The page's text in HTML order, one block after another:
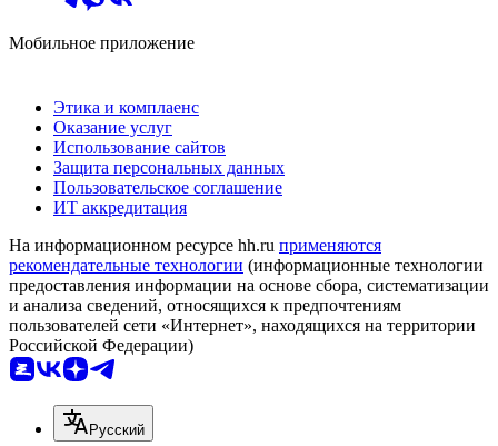
Мобильное приложение
Этика и комплаенс
Оказание услуг
Использование сайтов
Защита персональных данных
Пользовательское соглашение
ИТ аккредитация
На информационном ресурсе hh.ru применяются
рекомендательные технологии (информационные технологии
предоставления информации на основе сбора, систематизации
и анализа сведений, относящихся к предпочтениям
пользователей сети «Интернет», находящихся на территории
Российской Федерации)
Русский